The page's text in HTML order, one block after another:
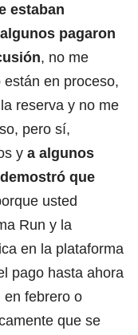
estaban
pagaron
, no me
en proceso,
reserva y no me
pero sí,
y a algunos
que
usted
Run y la
en la plataforma
pago hasta ahora
en febrero o
que se